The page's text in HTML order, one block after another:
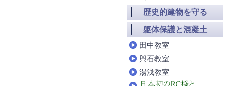
歴史的建物を守る
躯体保護と混凝土
田中教室
輿石教室
湯浅教室